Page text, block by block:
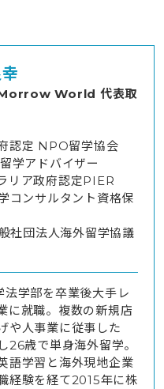
World 代表取
認定 NPO留学協会
学アドバイザー
リア政府認定PIER
コンサルタント資格保
社団法人海外留学協議
法学部を卒業後大手レ
に就職。複数の新規店
や人事業に従事した
26歳で単身海外留学。
語学習と海外現地企業
経験を経て2015年に株